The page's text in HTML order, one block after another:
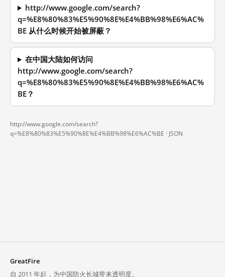
http://www.google.com/search?
q=%E8%80%83%E5%90%8E%E4%BB%98%E6%AC%
BE 从什么时候开始被屏蔽？
在中国大陆如何访问
http://www.google.com/search?
q=%E8%80%83%E5%90%8E%E4%BB%98%E6%AC%
BE？
http://www.google.com/search?
q=%E8%80%83%E5%90%8E%E4%BB%98%E6%AC%BE · JSON
GreatFire
自 2011 年起，为中国防火长城带来透明度。